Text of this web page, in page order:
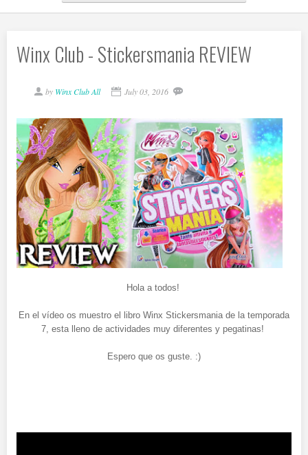
Winx Club - Stickersmania REVIEW
by Winx Club All July 03, 2016
Hola a todos!
En el vídeo os muestro el libro Winx Stickersmania de la temporada
7, esta lleno de actividades muy diferentes y pegatinas!
Espero que os guste. :)